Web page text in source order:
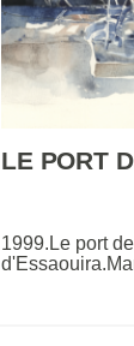
LE PORT
1999.Le port